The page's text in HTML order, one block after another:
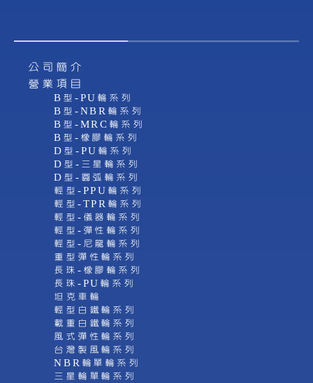
公司簡介
營業項目
B型-PU輪系列
B型-NBR輪系列
B型-MRC輪系列
B型-橡膠輪系列
D型-PU輪系列
D型-三星輪系列
D型-圓弧輪系列
輕型-PPU輪系列
輕型-TPR輪系列
輕型-儀器輪系列
輕型-彈性輪系列
輕型-尼龍輪系列
重型彈性輪系列
長珠-橡膠輪系列
長珠-PU輪系列
坦克車輪
輕型白鐵輪系列
載重白鐵輪系列
風式彈性輪系列
台灣製風輪系列
NBR輪單輪系列
三星輪單輪系列